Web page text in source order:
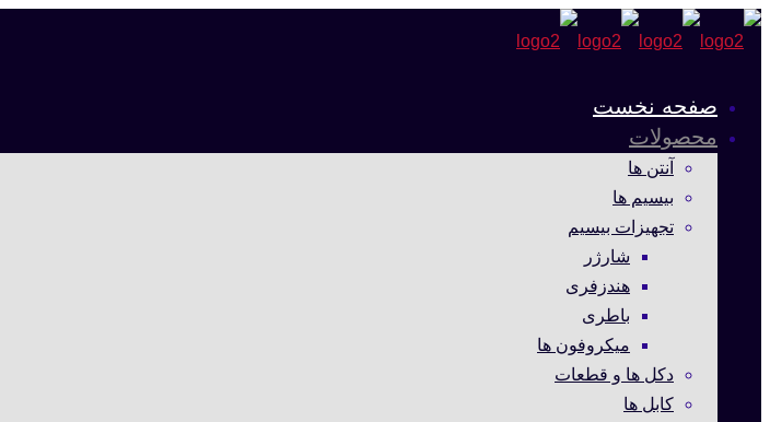
صفحه نخست
محصولات
آنتن ها
بیسیم ها
تجهیزات بیسیم
شارژر
هندزفری
باطری
میکروفون ها
دکل ها و قطعات
کابل ها